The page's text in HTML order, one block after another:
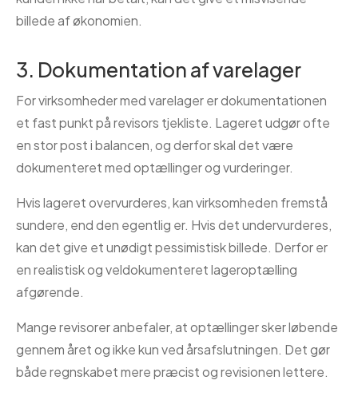
billede af økonomien.
3. Dokumentation af varelager
For virksomheder med varelager er dokumentationen
et fast punkt på revisors tjekliste. Lageret udgør ofte
en stor post i balancen, og derfor skal det være
dokumenteret med optællinger og vurderinger.
Hvis lageret overvurderes, kan virksomheden fremstå
sundere, end den egentlig er. Hvis det undervurderes,
kan det give et unødigt pessimistisk billede. Derfor er
en realistisk og veldokumenteret lageroptælling
afgørende.
Mange revisorer anbefaler, at optællinger sker løbende
gennem året og ikke kun ved årsafslutningen. Det gør
både regnskabet mere præcist og revisionen lettere.